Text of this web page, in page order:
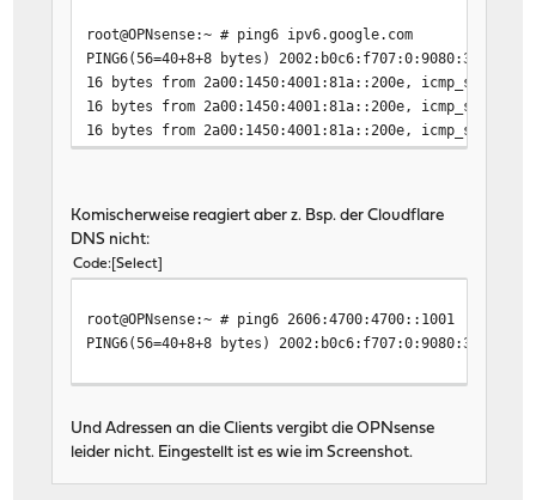
root@OPNsense:~ # ping6 ipv6.google.com
PING6(56=40+8+8 bytes)
16 bytes from 2a00:1450:4001:81a::200e, icmp_seq=0
16 bytes from 2a00:1450:4001:81a::200e, icmp_seq=1
16 bytes from 2a00:1450:4001:81a::200e, icmp_seq=2
Komischerweise reagiert aber z. Bsp. der Cloudflare
DNS nicht:
Code Select
root@OPNsense:~ # ping6 2606:4700:4700::1001
PING6(56=40+8+8 bytes)
Und Adressen an die Clients vergibt die OPNsense
leider nicht. Eingestellt ist es wie im Screenshot.